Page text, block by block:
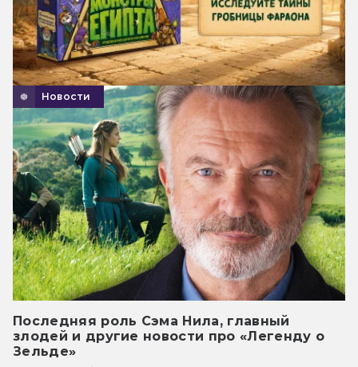
Новости
Последняя роль Сэма Нила, главный
злодей и другие новости про «Легенду о
Зельде»